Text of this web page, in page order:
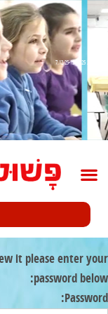
it please enter your
password below:
Password: